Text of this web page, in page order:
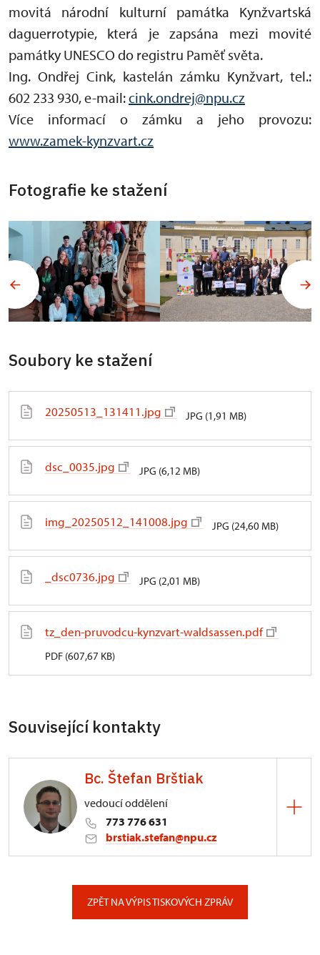
movitá národní kulturní památka Kynžvartská
daguerrotypie, která je zapsána mezi movité
památky UNESCO do registru Paměť světa.
Ing. Ondřej Cink, kastelán zámku Kynžvart, tel.:
602 233 930, e-mail:cink.ondrej@npu.cz
Více informací o zámku a jeho provozu:
www.zamek-kynzvart.cz
Fotografie ke stažení
Soubory ke stažení
20250513_131411.jpg JPG (1,91 MB)
dsc_0035.jpg JPG (6,12 MB)
img_20250512_141008.jpg JPG (24,60 MB)
_dsc0736.jpg JPG (2,01 MB)
tz_den-pruvodcu-kynzvart-waldsassen.pdf
PDF (607,67 KB)
Související kontakty
Bc. Štefan Brštiak
vedoucí oddělení
773 776 631
brstiak.stefan@npu.cz
ZPĚT NA VÝPIS TISKOVÝCH ZPRÁV